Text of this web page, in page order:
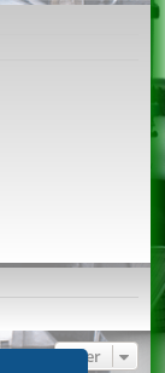
Aller